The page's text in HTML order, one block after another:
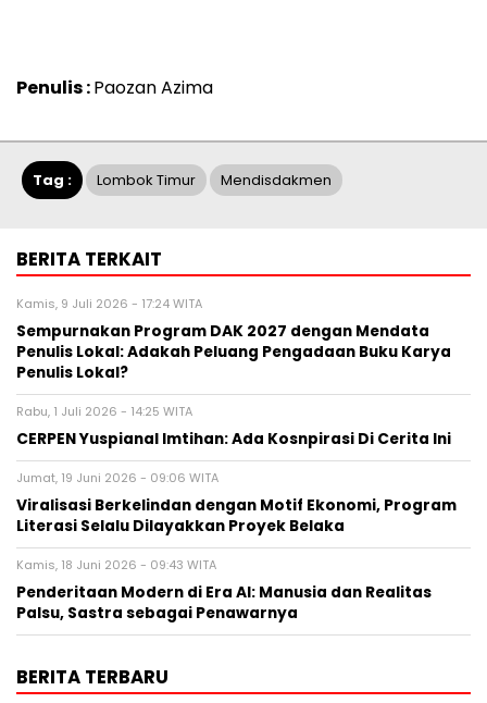
Penulis :Paozan Azima
Tag : Lombok Timur Mendisdakmen
BERITA TERKAIT
Kamis, 9 Juli 2026 - 17:24 WITA
Sempurnakan Program DAK 2027 dengan Mendata
Penulis Lokal: Adakah Peluang Pengadaan Buku Karya
Penulis Lokal?
Rabu, 1 Juli 2026 - 14:25 WITA
CERPEN Yuspianal Imtihan: Ada Kosnpirasi Di Cerita Ini
Jumat, 19 Juni 2026 - 09:06 WITA
Viralisasi Berkelindan dengan Motif Ekonomi, Program
Literasi Selalu Dilayakkan Proyek Belaka
Kamis, 18 Juni 2026 - 09:43 WITA
Penderitaan Modern di Era AI: Manusia dan Realitas
Palsu, Sastra sebagai Penawarnya
BERITA TERBARU